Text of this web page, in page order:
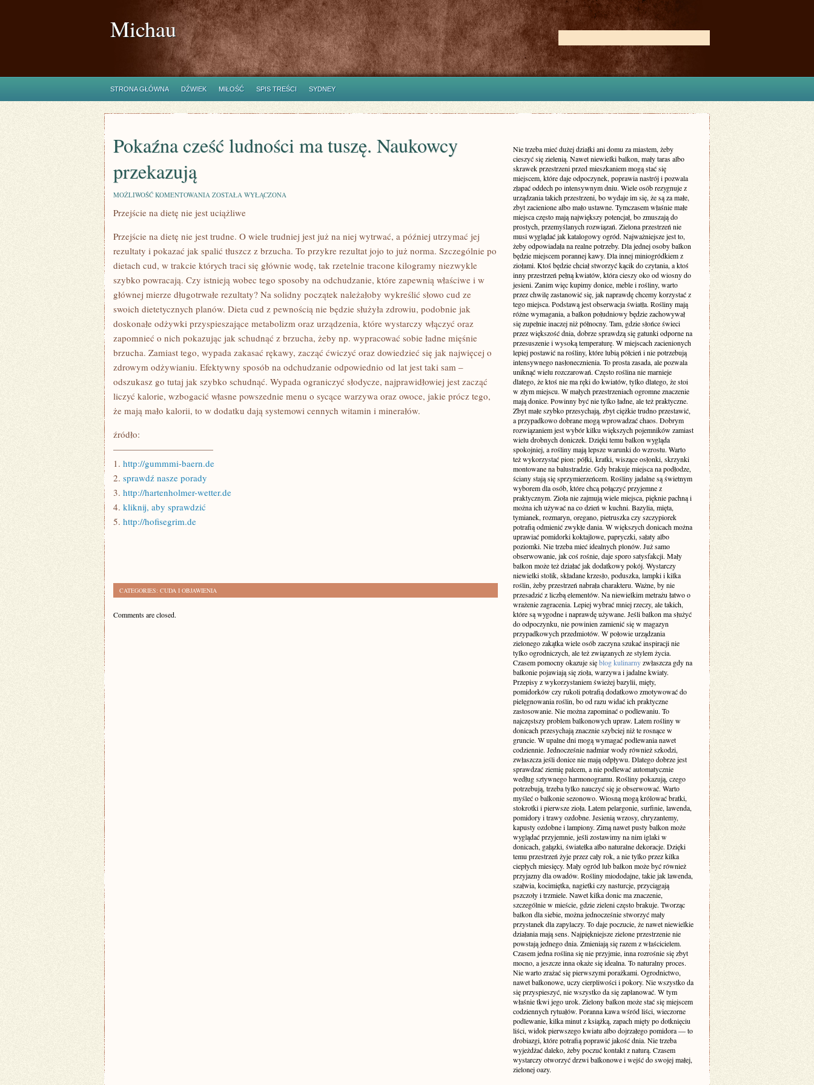
Michau
STRONA GŁÓWNA DŹWIEK MIŁOŚĆ SPIS TREŚCI SYDNEY
Pokaźna cześć ludności ma tuszę. Naukowcy
przekazują
MOŻLIWOŚĆ KOMENTOWANIA POKAŹNA
LUDNOŚCI
NAUKOWCY
PRZEKAZUJĄ
ZOSTAŁA WYŁĄCZONA
Przejście na dietę nie jest uciążliwe
Przejście na dietę nie jest trudne. O wiele trudniej jest już na niej wytrwać, a później utrzymać jej
rezultaty i pokazać jak spalić tłuszcz z brzucha. To przykre rezultat jojo to już norma. Szczególnie po
dietach cud, w trakcie których traci się głównie wodę, tak rzetelnie tracone kilogramy niezwykle
szybko powracają. Czy istnieją wobec tego sposoby na odchudzanie, które zapewnią właściwe i w
głównej mierze długotrwałe rezultaty? Na solidny początek należałoby wykreślić słowo cud ze
swoich dietetycznych planów. Dieta cud z pewnością nie będzie służyła zdrowiu, podobnie jak
doskonałe odżywki przyspieszające metabolizm oraz urządzenia, które wystarczy włączyć oraz
zapomnieć o nich pokazując jak schudnąć z brzucha, żeby np. wypracować sobie ładne mięśnie
brzucha. Zamiast tego, wypada zakasać rękawy, zacząć ćwiczyć oraz dowiedzieć się jak najwięcej o
zdrowym odżywianiu. Efektywny sposób na odchudzanie odpowiednio od lat jest taki sam –
odszukasz go tutaj jak szybko schudnąć. Wypada ograniczyć słodycze, najprawidłowiej jest zacząć
liczyć kalorie, wzbogacić własne powszednie menu o sycące warzywa oraz owoce, jakie prócz tego,
że mają mało kalorii, to w dodatku dają systemowi cennych witamin i minerałów.
źródło:
———————————
1. http://gummmi-baern.de
2. sprawdź nasze porady
3. http://hartenholmer-wetter.de
4. kliknij, aby sprawdzić
5. http://hofisegrim.de
CATEGORIES: CUDA I OBJAWIENIA
Comments are closed.
Nie trzeba mieć dużej działki ani domu za miastem, żeby
cieszyć się zielenią. Nawet niewielki balkon, mały taras albo
skrawek przestrzeni przed mieszkaniem mogą stać się
miejscem, które daje odpoczynek, poprawia nastrój i pozwala
złapać oddech po intensywnym dniu. Wiele osób rezygnuje z
urządzania takich przestrzeni, bo wydaje im się, że są za małe,
zbyt zacienione albo mało ustawne. Tymczasem właśnie małe
miejsca często mają największy potencjał, bo zmuszają do
prostych, przemyślanych rozwiązań. Zielona przestrzeń nie
musi wyglądać jak katalogowy ogród. Najważniejsze jest to,
żeby odpowiadała na realne potrzeby. Dla jednej osoby balkon
będzie miejscem porannej kawy. Dla innej miniogródkiem z
ziołami. Ktoś będzie chciał stworzyć kącik do czytania, a ktoś
inny przestrzeń pełną kwiatów, która cieszy oko od wiosny do
jesieni. Zanim więc kupimy donice, meble i rośliny, warto
przez chwilę zastanowić się, jak naprawdę chcemy korzystać z
tego miejsca. Podstawą jest obserwacja światła. Rośliny mają
różne wymagania, a balkon południowy będzie zachowywał
się zupełnie inaczej niż północny. Tam, gdzie słońce świeci
przez większość dnia, dobrze sprawdzą się gatunki odporne na
przesuszenie i wysoką temperaturę. W miejscach zacienionych
lepiej postawić na rośliny, które lubią półcień i nie potrzebują
intensywnego nasłonecznienia. To prosta zasada, ale pozwala
uniknąć wielu rozczarowań. Często roślina nie marnieje
dlatego, że ktoś nie ma ręki do kwiatów, tylko dlatego, że stoi
w złym miejscu. W małych przestrzeniach ogromne znaczenie
mają donice. Powinny być nie tylko ładne, ale też praktyczne.
Zbyt małe szybko przesychają, zbyt ciężkie trudno przestawić,
a przypadkowo dobrane mogą wprowadzać chaos. Dobrym
rozwiązaniem jest wybór kilku większych pojemników zamiast
wielu drobnych doniczek. Dzięki temu balkon wygląda
spokojniej, a rośliny mają lepsze warunki do wzrostu. Warto
też wykorzystać pion: półki, kratki, wiszące osłonki, skrzynki
montowane na balustradzie. Gdy brakuje miejsca na podłodze,
ściany stają się sprzymierzeńcem. Rośliny jadalne są świetnym
wyborem dla osób, które chcą połączyć przyjemne z
praktycznym. Zioła nie zajmują wiele miejsca, pięknie pachną i
można ich używać na co dzień w kuchni. Bazylia, mięta,
tymianek, rozmaryn, oregano, pietruszka czy szczypiorek
potrafią odmienić zwykłe dania. W większych donicach można
uprawiać pomidorki koktajlowe, papryczki, sałaty albo
poziomki. Nie trzeba mieć idealnych plonów. Już samo
obserwowanie, jak coś rośnie, daje sporo satysfakcji. Mały
balkon może też działać jak dodatkowy pokój. Wystarczy
niewielki stolik, składane krzesło, poduszka, lampki i kilka
roślin, żeby przestrzeń nabrała charakteru. Ważne, by nie
przesadzić z liczbą elementów. Na niewielkim metrażu łatwo o
wrażenie zagracenia. Lepiej wybrać mniej rzeczy, ale takich,
które są wygodne i naprawdę używane. Jeśli balkon ma służyć
do odpoczynku, nie powinien zamienić się w magazyn
przypadkowych przedmiotów. W połowie urządzania
zielonego zakątka wiele osób zaczyna szukać inspiracji nie
tylko ogrodniczych, ale też związanych ze stylem życia.
Czasem pomocny okazuje sięblog kulinarnyzwłaszcza gdy na
balkonie pojawiają się zioła, warzywa i jadalne kwiaty.
Przepisy z wykorzystaniem świeżej bazylii, mięty,
pomidorków czy rukoli potrafią dodatkowo zmotywować do
pielęgnowania roślin, bo od razu widać ich praktyczne
zastosowanie. Nie można zapominać o podlewaniu. To
najczęstszy problem balkonowych upraw. Latem rośliny w
donicach przesychają znacznie szybciej niż te rosnące w
gruncie. W upalne dni mogą wymagać podlewania nawet
codziennie. Jednocześnie nadmiar wody również szkodzi,
zwłaszcza jeśli donice nie mają odpływu. Dlatego dobrze jest
sprawdzać ziemię palcem, a nie podlewać automatycznie
według sztywnego harmonogramu. Rośliny pokazują, czego
potrzebują, trzeba tylko nauczyć się je obserwować. Warto
myśleć o balkonie sezonowo. Wiosną mogą królować bratki,
stokrotki i pierwsze zioła. Latem pelargonie, surfinie, lawenda,
pomidory i trawy ozdobne. Jesienią wrzosy, chryzantemy,
kapusty ozdobne i lampiony. Zimą nawet pusty balkon może
wyglądać przyjemnie, jeśli zostawimy na nim iglaki w
donicach, gałązki, światełka albo naturalne dekoracje. Dzięki
temu przestrzeń żyje przez cały rok, a nie tylko przez kilka
ciepłych miesięcy. Mały ogród lub balkon może być również
przyjazny dla owadów. Rośliny miododajne, takie jak lawenda,
szałwia, kocimiętka, nagietki czy nasturcje, przyciągają
pszczoły i trzmiele. Nawet kilka donic ma znaczenie,
szczególnie w mieście, gdzie zieleni często brakuje. Tworząc
balkon dla siebie, można jednocześnie stworzyć mały
przystanek dla zapylaczy. To daje poczucie, że nawet niewielkie
działania mają sens. Najpiękniejsze zielone przestrzenie nie
powstają jednego dnia. Zmieniają się razem z właścicielem.
Czasem jedna roślina się nie przyjmie, inna rozrośnie się zbyt
mocno, a jeszcze inna okaże się idealna. To naturalny proces.
Nie warto zrażać się pierwszymi porażkami. Ogrodnictwo,
nawet balkonowe, uczy cierpliwości i pokory. Nie wszystko da
się przyspieszyć, nie wszystko da się zaplanować. W tym
właśnie tkwi jego urok. Zielony balkon może stać się miejscem
codziennych rytuałów. Poranna kawa wśród liści, wieczorne
podlewanie, kilka minut z książką, zapach mięty po dotknięciu
liści, widok pierwszego kwiatu albo dojrzałego pomidora — to
drobiazgi, które potrafią poprawić jakość dnia. Nie trzeba
wyjeżdżać daleko, żeby poczuć kontakt z naturą. Czasem
wystarczy otworzyć drzwi balkonowe i wejść do swojej małej,
zielonej oazy.